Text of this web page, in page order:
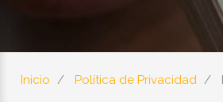
Inicio Política de Privacidad